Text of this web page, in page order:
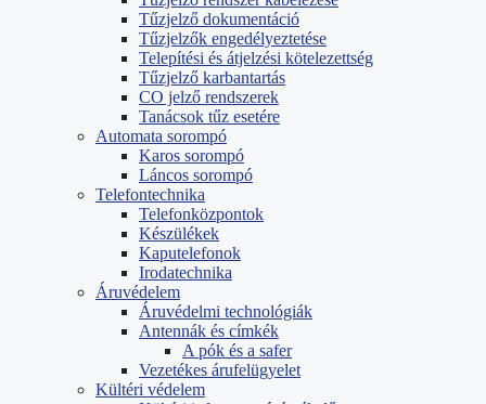
Tűzjelző dokumentáció
Tűzjelzők engedélyeztetése
Telepítési és átjelzési kötelezettség
Tűzjelző karbantartás
CO jelző rendszerek
Tanácsok tűz esetére
Automata sorompó
Karos sorompó
Láncos sorompó
Telefontechnika
Telefonközpontok
Készülékek
Kaputelefonok
Irodatechnika
Áruvédelem
Áruvédelmi technológiák
Antennák és címkék
A pók és a safer
Vezetékes árufelügyelet
Kültéri védelem